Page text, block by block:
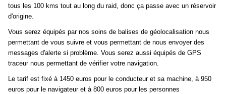
tous les 100 kms tout au long du raid, donc ça passe avec un réservoir
d'origine.
Vous serez équipés par nos soins de balises de géolocalisation nous
permettant de vous suivre et vous permettant de nous envoyer des
messages d'alerte si problème. Vous serez aussi équipés de GPS
traceur nous permettant de vérifier votre navigation.
Le tarif est fixé à 1450 euros pour le conducteur et sa machine, à 950
euros pour le navigateur et à 800 euros pour les personnes